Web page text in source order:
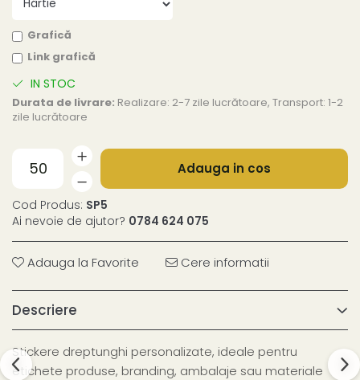
Grafică
Link grafică
IN STOC
Durata de livrare: Realizare: 2-7 zile lucrătoare, Transport: 1-2
zile lucrătoare
Adauga in cos
Cod Produs: SP5
Ai nevoie de ajutor? 0784 624 075
Adauga la Favorite Cere informatii
Descriere
Stickere dreptunghi personalizate, ideale pentru
etichete produse, branding, ambalaje sau materiale